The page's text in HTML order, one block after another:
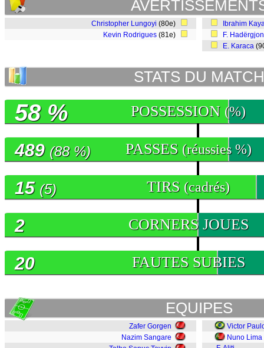
Christopher Lungoyi (80e)
Kevin Rodrigues (81e)
Ibrahim
F.
E. Karaca
STATS DU MATCH
POSSESSION (%)
58 %
PASSES (réussies %)
489 (88 %)
TIRS (cadrés)
15 (5)
CORNERS JOUES
2
FAUTES SUBIES
20
EQUIPES
Zafer Gorgen
Nazim Sangare
Victor
Nuno Lima